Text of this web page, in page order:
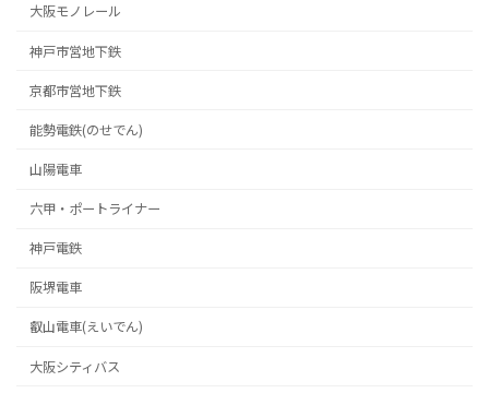
大阪モノレール
神戸市営地下鉄
京都市営地下鉄
能勢電鉄(のせでん)
山陽電車
六甲・ポートライナー
神戸電鉄
阪堺電車
叡山電車(えいでん)
大阪シティバス